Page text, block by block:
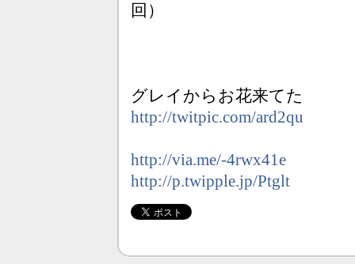
回）
グレイからお花来てた
http://twitpic.com/ard2qu
http://via.me/-4rwx41e
http://p.twipple.jp/Ptglt